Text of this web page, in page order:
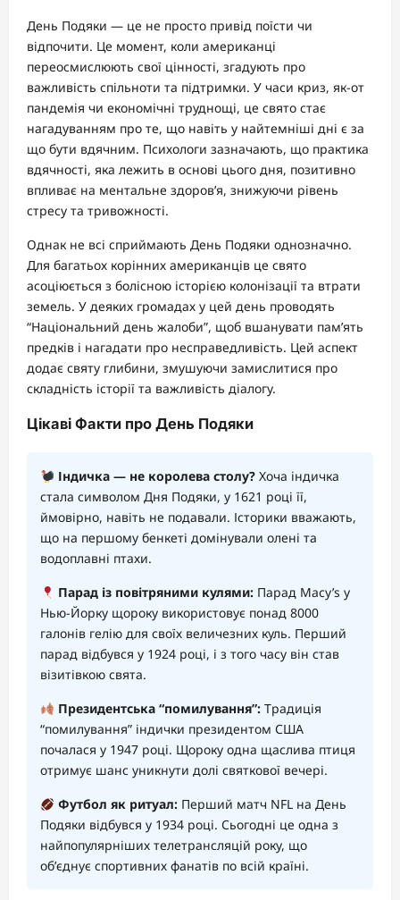
День Подяки — це не просто привід поїсти чи
відпочити. Це момент, коли американці
переосмислюють свої цінності, згадують про
важливість спільноти та підтримки. У часи криз, як-от
пандемія чи економічні труднощі, це свято стає
нагадуванням про те, що навіть у найтемніші дні є за
що бути вдячним. Психологи зазначають, що практика
вдячності, яка лежить в основі цього дня, позитивно
впливає на ментальне здоров’я, знижуючи рівень
стресу та тривожності.
Однак не всі сприймають День Подяки однозначно.
Для багатьох корінних американців це свято
асоціюється з болісною історією колонізації та втрати
земель. У деяких громадах у цей день проводять
“Національний день жалоби”, щоб вшанувати пам’ять
предків і нагадати про несправедливість. Цей аспект
додає святу глибини, змушуючи замислитися про
складність історії та важливість діалогу.
Цікаві Факти про День Подяки
Індичка — не королева столу?Хоча індичка
стала символом Дня Подяки, у 1621 році її,
ймовірно, навіть не подавали. Історики вважають,
що на першому бенкеті домінували олені та
водоплавні птахи.
Парад із повітряними кулями:Парад Macy’s у
Нью-Йорку щороку використовує понад 8000
галонів гелію для своїх величезних куль. Перший
парад відбувся у 1924 році, і з того часу він став
візитівкою свята.
Президентська “помилування”:Традиція
“помилування” індички президентом США
почалася у 1947 році. Щороку одна щаслива птиця
отримує шанс уникнути долі святкової вечері.
Футбол як ритуал:Перший матч NFL на День
Подяки відбувся у 1934 році. Сьогодні це одна з
найпопулярніших телетрансляцій року, що
об’єднує спортивних фанатів по всій країні.